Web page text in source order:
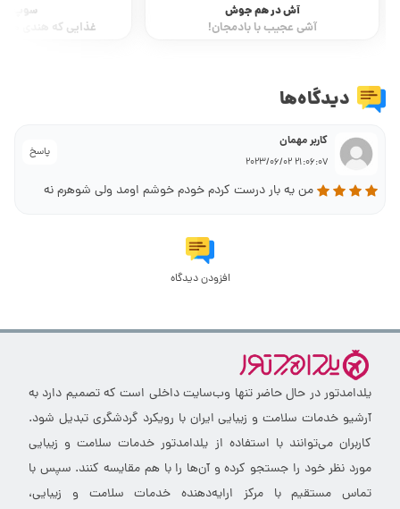
آش در هم جوش
آشی عجیب با بادمجان!
سوپ
غذایی که هندی ها
دیدگاه‌ها
پاسخ
کاربر مهمان
21:06:07 2023/06/02
من یه بار درست کردم خودم خوشم اومد ولی شوهرم نه
افزودن دیدگاه
یلدامدتور در حال حاضر تنها وب‌سایت داخلی است که تصمیم دارد به
آرشیو خدمات سلامت و زیبایی ایران با رویکرد گردشگری تبدیل شود.
کاربران می‌توانند با استفاده از یلدامدتور خدمات سلامت و زیبایی
مورد نظر خود را جستجو کرده و آن‌ها را با هم مقایسه کنند. سپس با
تماس مستقیم با مرکز ارایه‌دهنده خدمات سلامت و زیبایی،